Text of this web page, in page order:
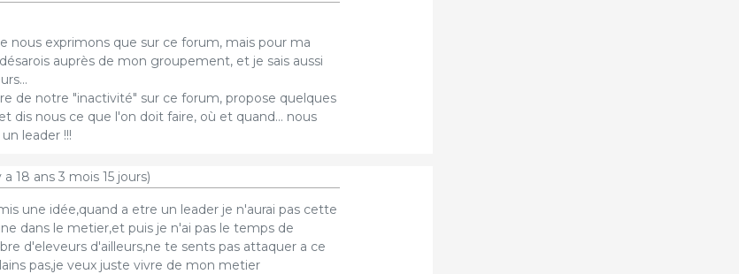
nous exprimons que sur ce forum, mais pour ma
auprès de mon groupement, et je sais aussi
de notre "inactivité" sur ce forum, propose quelques
dis nous ce que l'on doit faire, où et quand... nous
leader !!!
a 18 ans 3 mois 15 jours)
une idée,quand a etre un leader je n'aurai pas cette
dans le metier,et puis je n'ai pas le temps de
d'eleveurs d'ailleurs,ne te sents pas attaquer a ce
pas,je veux juste vivre de mon metier